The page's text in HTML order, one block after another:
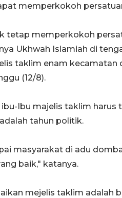
memperkokoh
tetap memperkokoh
Ukhwah Islamiah di
taklim enam kecamatan
(12/8).
ibu-Ibu majelis taklim
tahun politik.
masyarakat di adu
baik," katanya.
mejelis taklim adalah